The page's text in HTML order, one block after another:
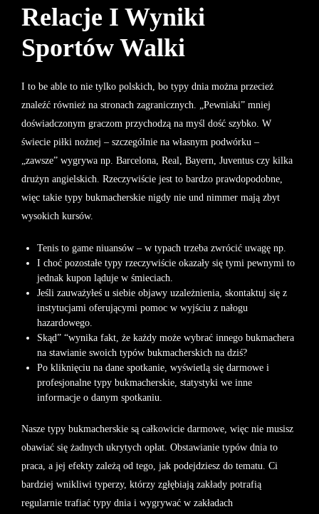
Relacje I Wyniki
Sportów Walki
I to be able to nie tylko polskich, bo typy dnia można przecież
znaleźć również na stronach zagranicznych. „Pewniaki” mniej
doświadczonym graczom przychodzą na myśl dość szybko. W
świecie piłki nożnej – szczególnie na własnym podwórku –
„zawsze” wygrywa np. Barcelona, Real, Bayern, Juventus czy kilka
drużyn angielskich. Rzeczywiście jest to bardzo prawdopodobne,
więc takie typy bukmacherskie nigdy nie und nimmer mają zbyt
wysokich kursów.
Tenis to game niuansów – w typach trzeba zwrócić uwagę np.
I choć pozostałe typy rzeczywiście okazały się tymi pewnymi to
jednak kupon ląduje w śmieciach.
Jeśli zauważyłeś u siebie objawy uzależnienia, skontaktuj się z
instytucjami oferującymi pomoc w wyjściu z nałogu
hazardowego.
Skąd” “wynika fakt, że każdy może wybrać innego bukmachera
na stawianie swoich typów bukmacherskich na dziś?
Po kliknięciu na dane spotkanie, wyświetlą się darmowe i
profesjonalne typy bukmacherskie, statystyki we inne
informacje o danym spotkaniu.
Nasze typy bukmacherskie są całkowicie darmowe, więc nie musisz
obawiać się żadnych ukrytych opłat. Obstawianie typów dnia to
praca, a jej efekty zależą od tego, jak podejdziesz do tematu. Ci
bardziej wnikliwi typerzy, którzy zgłębiają zakłady potrafią
regularnie trafiać typy dnia i wygrywać w zakładach